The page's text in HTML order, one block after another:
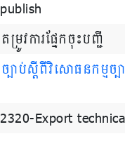
publish
តម្រូវការផ្នែកចុះបញ្ជី
ច្បាប់ស្តីពីវិសោធនកម្មច្
2320-Export